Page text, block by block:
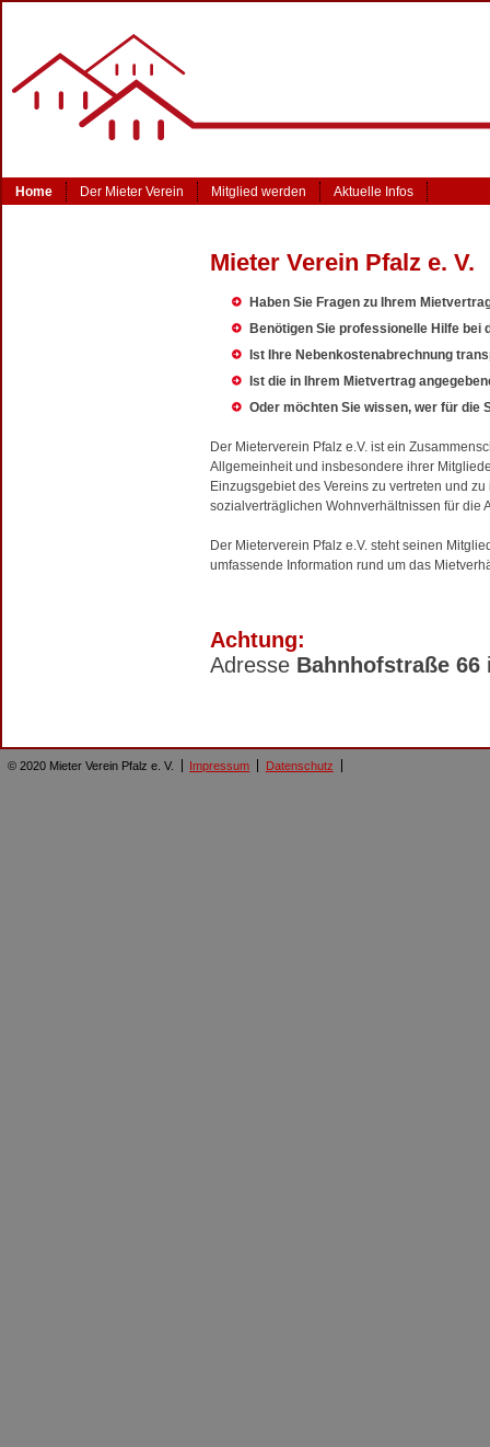
Home Der Mieter Verein Mitglied werden Aktuelle Infos
Mieter Verein Pfalz e. V.
Haben Sie Fragen zu Ihrem
Benötigen Sie professionelle Hilfe bei
Ist Ihre Nebenkostenabrechnung
Ist die in Ihrem Mietvertrag
Oder möchten Sie wissen, wer für die
Der Mieterverein Pfalz e.V. ist ein
Allgemeinheit und insbesondere ihrer
Einzugsgebiet des Vereins zu vertreten und
sozialverträglichen Wohnverhältnissen für die
Der Mieterverein Pfalz e.V. steht seinen
umfassende Information rund um das
Achtung:
Adresse Bahnhofstraße 66
© 2020 Mieter Verein Pfalz e. V. Impressum Datenschutz